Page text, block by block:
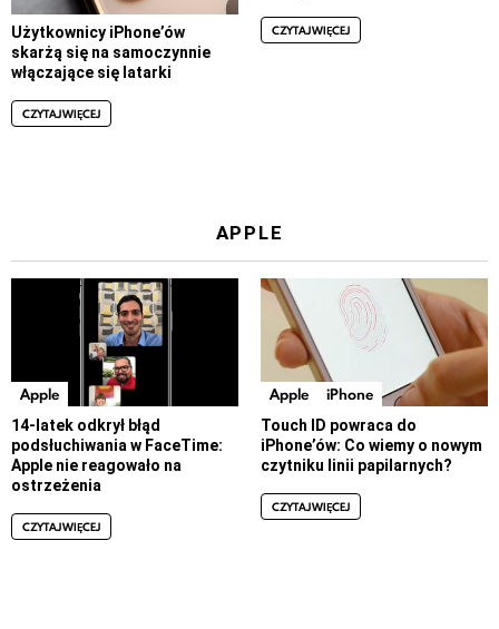
Użytkownicy iPhone’ów
skarżą się na samoczynnie
włączające się latarki
CZYTAJ WIĘCEJ
CZYTAJ WIĘCEJ
APPLE
Apple
14-latek odkrył błąd
podsłuchiwania w FaceTime:
Apple nie reagowało na
ostrzeżenia
CZYTAJ WIĘCEJ
Apple iPhone
Touch ID powraca do
iPhone’ów: Co wiemy o nowym
czytniku linii papilarnych?
CZYTAJ WIĘCEJ